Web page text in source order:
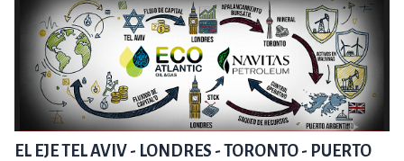
EL EJE TEL AVIV - LONDRES - TORONTO - PUERTO